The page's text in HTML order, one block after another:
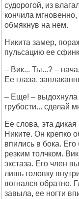
судорогой, из
кончила
обмякнув на нем.
Никита замер,
пульсацию ее
– Вик... Ты...? –
Ее глаза,
– Еще! – выдохнула
грубости... сделай
Ее слова, эта
Никите. Он крепко
впились в бока.
резким толчком.
экстаза. Его член
лишь головку
вогнался обратно.
завыла, ее ногти